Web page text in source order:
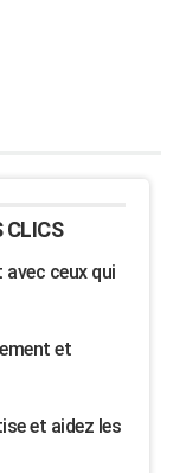
CLICS
ceux qui
et
et aidez les